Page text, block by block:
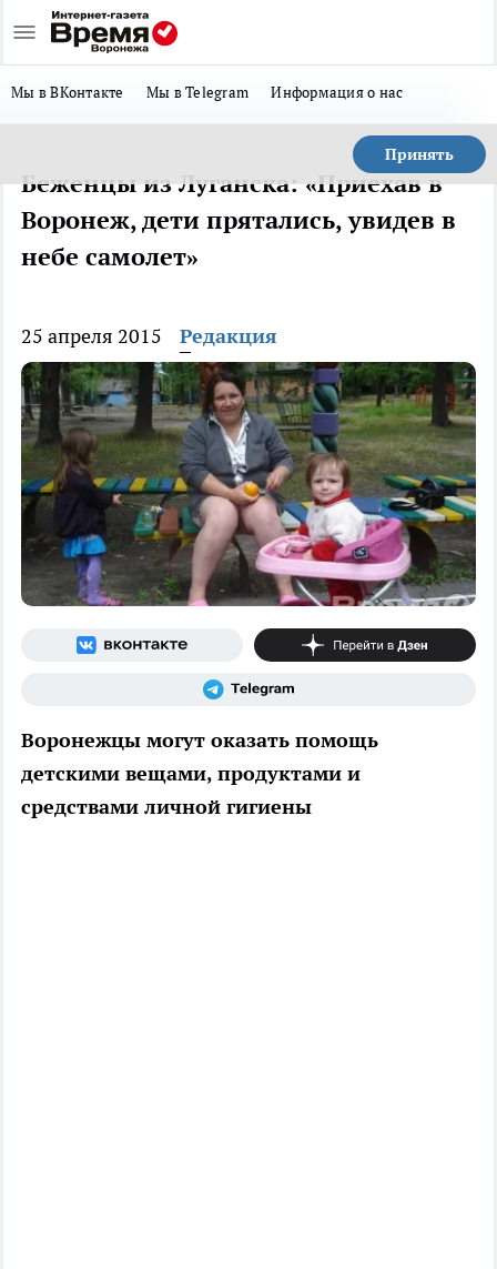
Мы в ВКонтакте Мы в Telegram Информация о нас
Принять
Беженцы из Луганска: «Приехав в
Воронеж, дети прятались, увидев в
небе самолет»
25 апреля 2015 Редакция
Воронежцы могут оказать помощь
детскими вещами, продуктами и
средствами личной гигиены